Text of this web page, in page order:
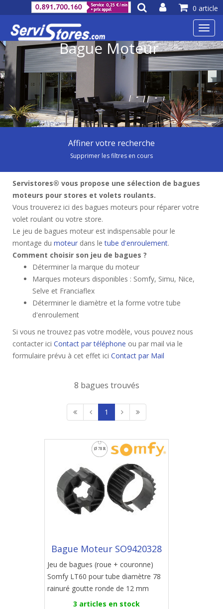
0 article
Bague Moteur
Affiner votre recherche
Supprimer les filtres en cours
Servistores® vous propose une sélection de bagues
moteurs pour stores et volets roulants.
Vous trouverez ici des bagues moteurs pour réparer votre
volet roulant ou votre store.
Le jeu de bagues moteur est indispensable pour le
montage du moteur dans letube d'enroulement.
Comment choisir son jeu de bagues ?
Déterminer la marque du moteur
Marques moteurs disponibles : Somfy, Simu, Nice,
Selve et Franciaflex
Déterminer le diamètre et la forme votre tube
d'enroulement
Si vous ne trouvez pas votre modèle, vous pouvez nous
contacter ici Contact par téléphone ou par mail via le
formulaire prévu à cet effet ici Contact par Mail
8 bagues trouvés
1
Bague Moteur SO9420328
Jeu de bagues (roue + couronne)
Somfy LT60 pour tube diamètre 78
rainuré goutte ronde de 12 mm
3 articles en stock